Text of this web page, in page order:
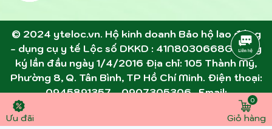
Ưu đãi Giỏ hàng
0
© 2024 yteloc.vn. Hộ kinh doanh Bảo hộ lao động
- dụng cụ y tế Lộc số DKKD : 41N8030668G đăng
ký lần đầu ngày 1/4/2016 Địa chỉ: 105 Thành Mỹ,
Phường 8, Q. Tân Bình, TP Hồ Chí Minh. Điện thoại:
0945891357 - 0907305306 . Email: